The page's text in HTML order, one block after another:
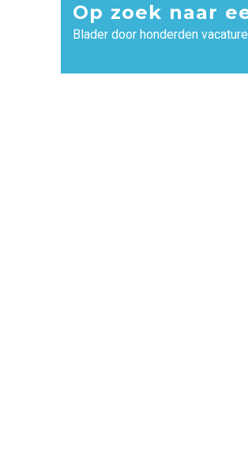
Op zoek naar
Blader door honderden